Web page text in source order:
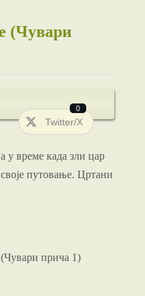
(Чувари
Twitter/X
0
у време када зли цар
путовање. Цртани
(Чувари прича 1)